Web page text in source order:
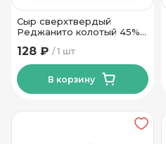
Сыр сверхтвердый
Реджанито колотый 45%
50гр
1 шт
128 ₽
В корзину